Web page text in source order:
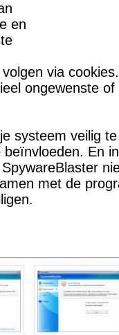
en
via cookies.
ongewenste
systeem veilig
En
met de